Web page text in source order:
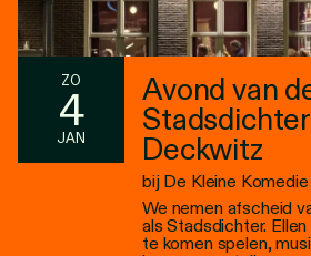
ZO
4
JAN
Avond van
Deckwitz
bij De Kleine Komedie
We nemen afscheid
als Stadsdichter.
te komen spelen,